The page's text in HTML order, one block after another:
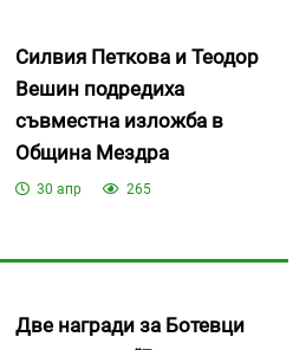
Силвия Петкова и Теодор
Вешин подредиха
съвместна изложба в
Община Мездра
30 апр 265
Две награди за Ботевци